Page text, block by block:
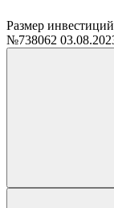
Размер
№738062